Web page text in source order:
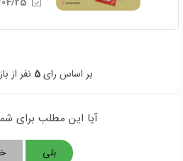
بر اساس رای5 نفر از
آیا این مطلب برای
بلی